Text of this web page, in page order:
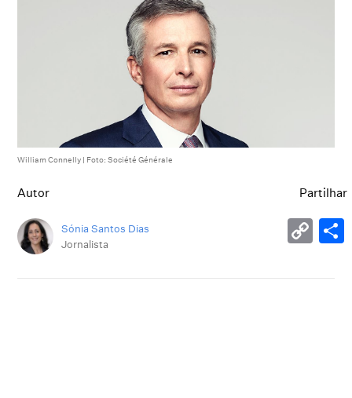
William Connelly | Foto: Société Générale
Autor
Sónia Santos Dias
Jornalista
Partilhar